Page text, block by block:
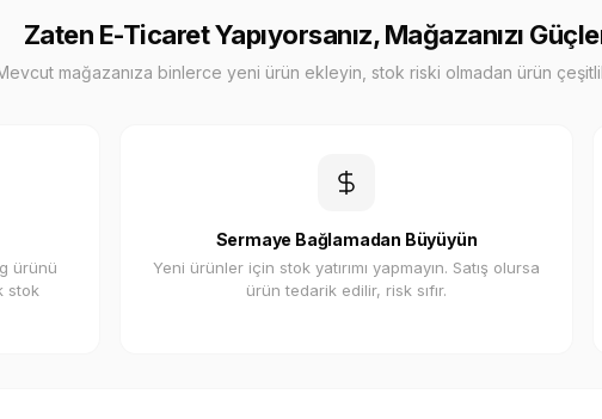
Zaten E-Ticaret Yapıyorsanız, Mağazanızı
mağazanıza binlerce yeni ürün ekleyin, stok riski olmadan ürün
ürünü
stok
Sermaye Bağlamadan Büyüyün
Yeni ürünler için stok yatırımı yapmayın. Satış olursa
ürün tedarik edilir, risk sıfır.